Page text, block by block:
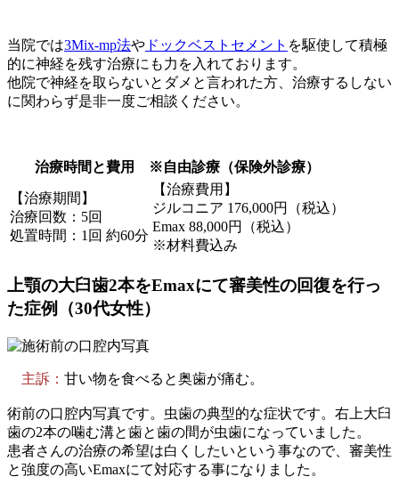
当院では3Mix-mp法や ドックベストセメント を駆使して積極
的に神経を残す治療にも力を入れております。
他院で神経を取らないとダメと言われた方、治療するしない
に関わらず是非一度ご相談ください。
治療時間と費用 ※自由診療（保険外診療）
【治療期間】
治療回数：5回
処置時間：1回 約60分
【治療費用】
ジルコニア 176,000円（税込）
Emax 88,000円（税込）
※材料費込み
上顎の大臼歯2本をEmaxにて審美性の回復を行っ
た症例（30代女性）
主訴： 甘い物を食べると奥歯が痛む。
術前の口腔内写真です。虫歯の典型的な症状です。右上大臼
歯の2本の噛む溝と歯と歯の間が虫歯になっていました。
患者さんの治療の希望は白くしたいという事なので、審美性
と強度の高いEmaxにて対応する事になりました。